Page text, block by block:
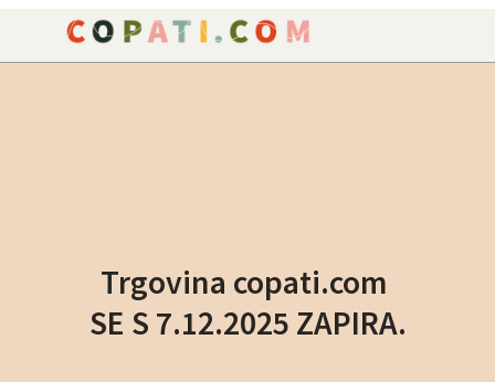
Trgovina copati.com
SE S 7.12.2025 ZAPIRA.